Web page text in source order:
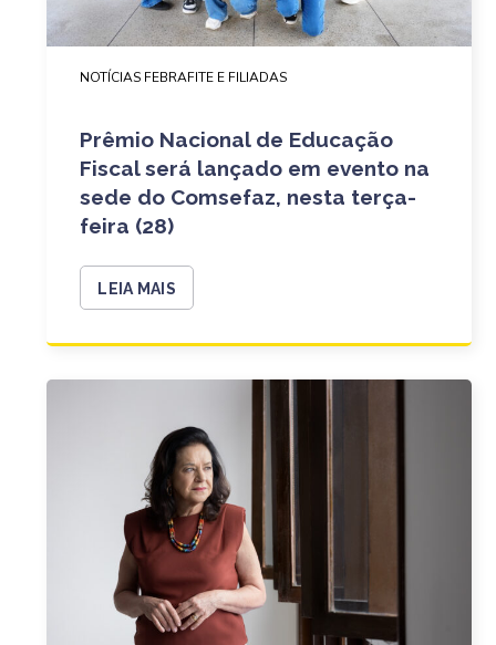
NOTÍCIAS FEBRAFITE E FILIADAS
Prêmio Nacional de Educação
Fiscal será lançado em evento na
sede do Comsefaz, nesta terça-
feira (28)
LEIA MAIS